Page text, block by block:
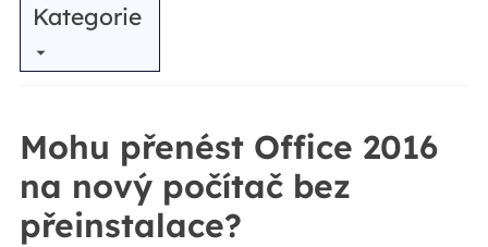
Kategorie
Mohu přenést Office 2016
na nový počítač bez
přeinstalace?